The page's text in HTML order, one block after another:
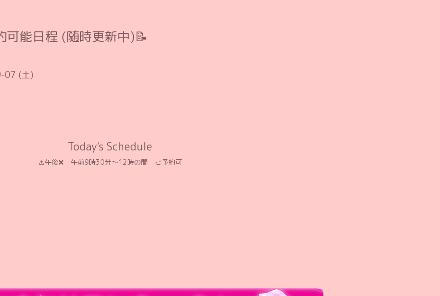
能日程 (随時更新中)📝
07 (土)
Today's Schedule
⚠️午後❌️ 午前9時30分〜12時の間 ご予約可